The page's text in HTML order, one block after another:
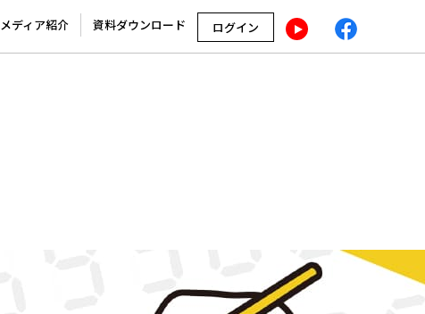
メディア紹介 資料ダウンロード ログイン